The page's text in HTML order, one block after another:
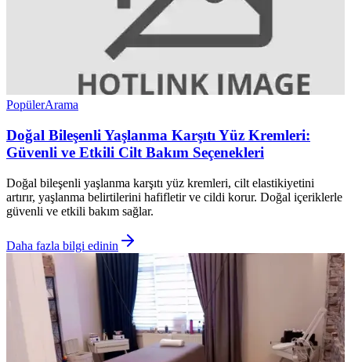
PopülerArama
Doğal Bileşenli Yaşlanma Karşıtı Yüz Kremleri:
Güvenli ve Etkili Cilt Bakım Seçenekleri
Doğal bileşenli yaşlanma karşıtı yüz kremleri, cilt elastikiyetini
artırır, yaşlanma belirtilerini hafifletir ve cildi korur. Doğal içeriklerle
güvenli ve etkili bakım sağlar.
Daha fazla bilgi edinin